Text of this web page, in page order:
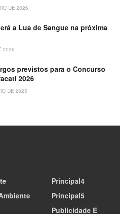
DE 2026
a Lua de Sangue na próxima
2026
previstos para o Concurso
2026
DE 2025
Principal4
Principal5
Publicidade E